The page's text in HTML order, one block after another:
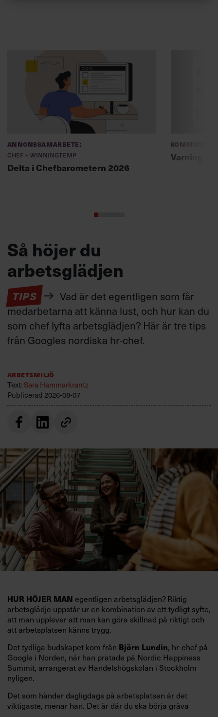
Annonssamarbete:
Chef + Winningtemp
Delta i Chefbarometern 2026
Varning
Så höjer du
arbetsglädjen
TIPS
Vad är det egentligen som får
medarbetarna att känna lust, och hur kan du
som chef lyfta arbetsglädjen? Här är tre tips
från Googles nordiska hr-chef.
Arbetsmiljö
Text:Sara Hammarkrantz
Publicerad 2026-08-07
HUR HÖJER MAN egentligen arbetsglädjen? Riktig
arbetsglädje uppstår ur en kombination av ett tydligt syfte,
att man upplever att man kan göra skillnad på riktigt och
att arbetsplatsen känns trygg.
Det tydliga budskapet kom från Björn Lundin, hr-chef på
Google i Norden, när han pratade på Nordic Happiness
Summit, arrangerat av Handelshögskolan i Stockholm
nyligen.
Det som händer dagligdags på arbetsplatsen är det
viktigaste, menar han. Det är där du ska börja gräva